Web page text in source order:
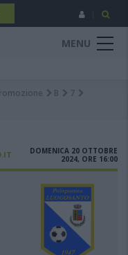
MENU
B
7
DOMENICA 20 OTTOBRE
2024, ORE 16:00